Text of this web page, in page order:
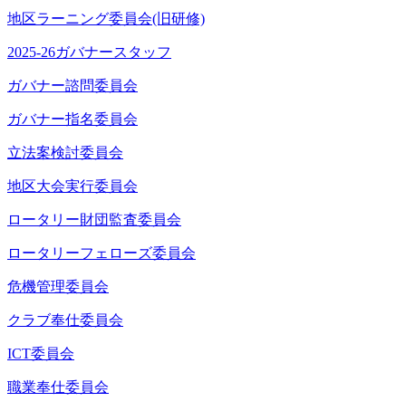
地区ラーニング委員会(旧研修)
2025-26ガバナースタッフ
ガバナー諮問委員会
ガバナー指名委員会
立法案検討委員会
地区大会実行委員会
ロータリー財団監査委員会
ロータリーフェローズ委員会
危機管理委員会
クラブ奉仕委員会
ICT委員会
職業奉仕委員会